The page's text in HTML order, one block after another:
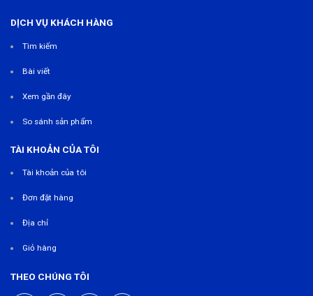
DỊCH VỤ KHÁCH HÀNG
Tìm kiếm
Bài viết
Xem gần đây
So sánh sản phẩm
TÀI KHOẢN CỦA TÔI
Tài khoản của tôi
Đơn đặt hàng
Địa chỉ
Giỏ hàng
THEO CHÚNG TÔI